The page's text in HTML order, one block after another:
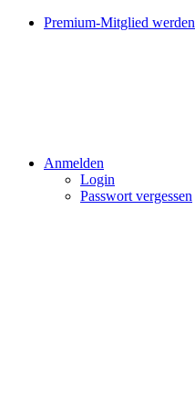
Premium-Mitglied werden
Anmelden
Login
Passwort vergessen